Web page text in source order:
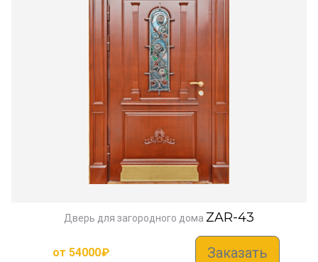
Дверь для загородного дома ZAR-43
от 54000₽ Заказать